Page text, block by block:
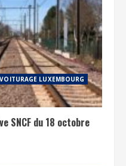
LUXEMBOURG
SNCF du 18 octobre